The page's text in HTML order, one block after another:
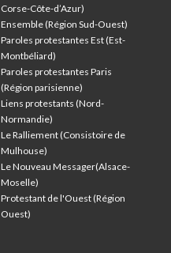
Corse-Côte-d’Azur)
Ensemble (Région Sud-Ouest)
Paroles protestantes Est (Est-
Montbéliard)
Paroles protestantes Paris
(Région parisienne)
Liens protestants (Nord-
Normandie)
Le Ralliement (Consistoire de
Mulhouse)
Le Nouveau Messager(Alsace-
Moselle)
Protestant de l'Ouest (Région
Ouest)